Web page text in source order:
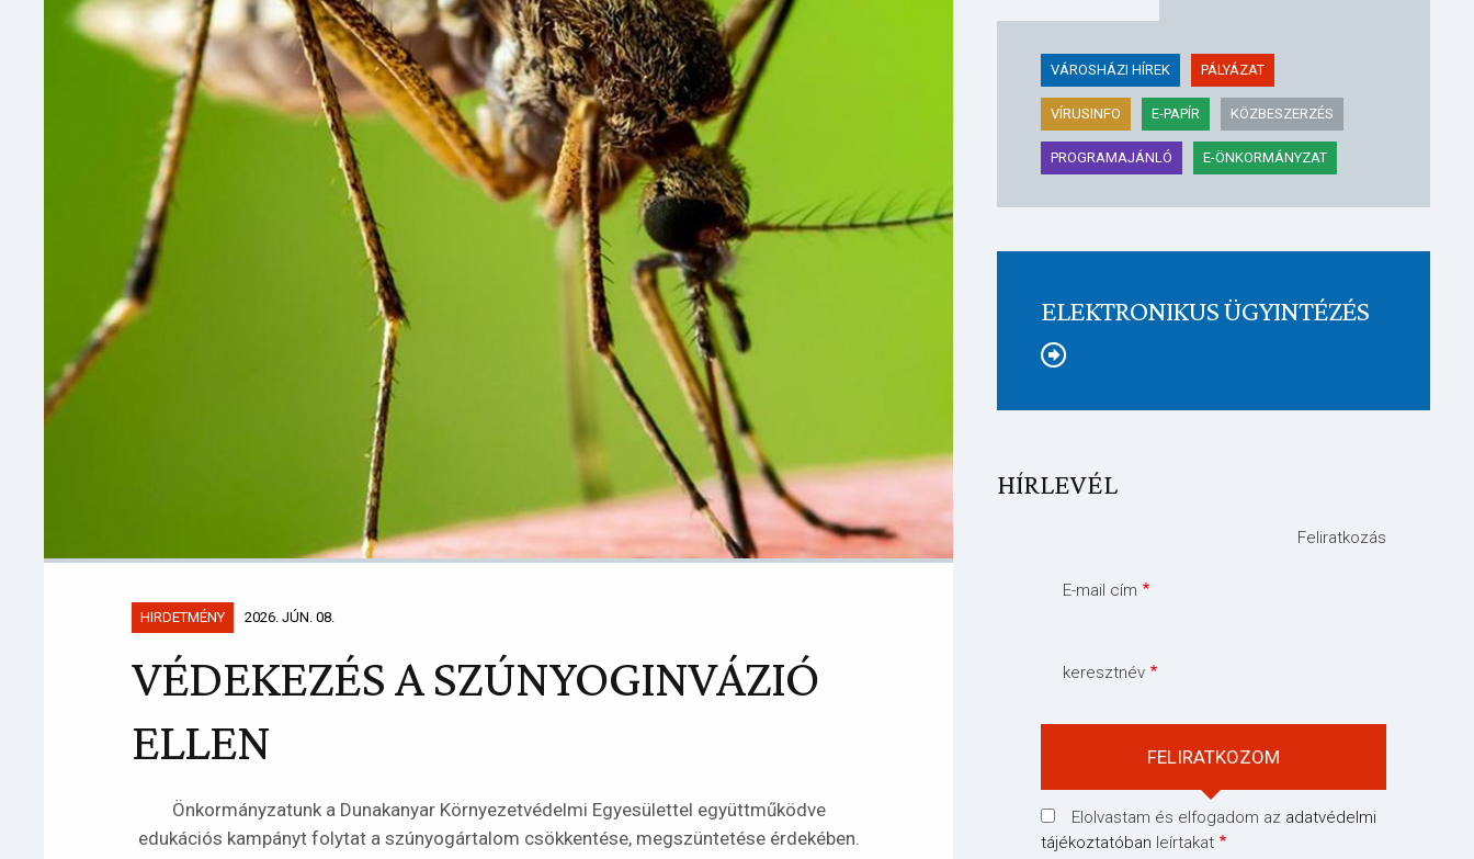
HIRDETMÉNY 2026. JÚN. 08.
VÉDEKEZÉS A SZÚNYOGINVÁZIÓ
ELLEN
Önkormányzatunk a Dunakanyar Környezetvédelmi Egyesülettel együttműködve
edukációs kampányt folytat a szúnyogártalom csökkentése, megszüntetése érdekében.
VÁROSHÁZI HÍREK PÁLYÁZAT
VÍRUSINFO E-PAPÍR KÖZBESZERZÉS
PROGRAMAJÁNLÓ E-ÖNKORMÁNYZAT
ELEKTRONIKUS ÜGYINTÉZÉS
HÍRLEVÉL
Feliratkozás
E-mail cím
keresztnév
Elolvastam és elfogadom az adatvédelmi
tájékoztatóban leírtakat